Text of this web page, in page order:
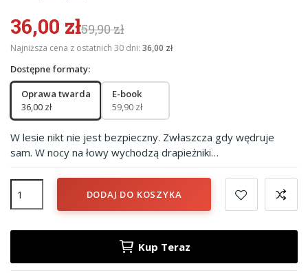
36,00 zł59,90 zł
Najniższa cena z ostatnich 30 dni: 36,00 zł
Dostępne formaty:
Oprawa twarda
36,00 zł
E-book
59,90 zł
W lesie nikt nie jest bezpieczny. Zwłaszcza gdy wędruje
sam. W nocy na łowy wychodzą drapieżniki…
DODAJ DO KOSZYKA
Kup Teraz